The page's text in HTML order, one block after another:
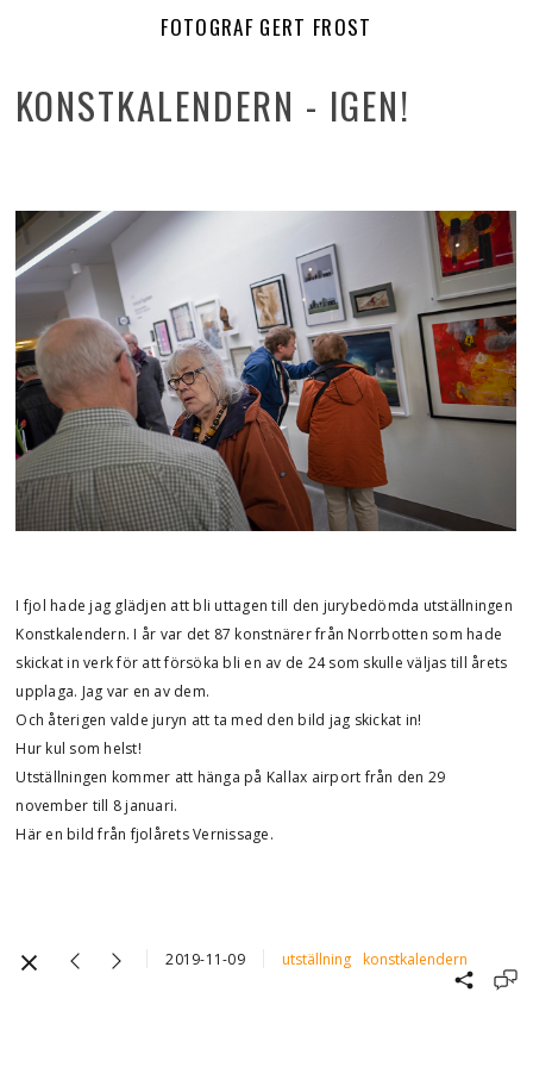
FOTOGRAF GERT FROST
KONSTKALENDERN - IGEN!
I fjol hade jag glädjen att bli uttagen till den jurybedömda utställningen
Konstkalendern. I år var det 87 konstnärer från Norrbotten som hade
skickat in verk för att försöka bli en av de 24 som skulle väljas till årets
upplaga. Jag var en av dem.
Och återigen valde juryn att ta med den bild jag skickat in!
Hur kul som helst!
Utställningen kommer att hänga på Kallax airport från den 29
november till 8 januari.
Här en bild från fjolårets Vernissage.
2019-11-09 utställning konstkalendern